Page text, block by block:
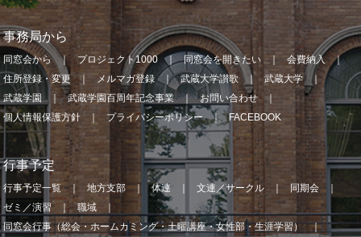
事務局から
同窓会から プロジェクト1000 同窓会を開きたい
会費納入
住所登録・変更
メルマガ登録 武蔵大学讃歌
武蔵大学
武蔵学園
武蔵学園百周年記念事業
お問い合わせ
個人情報保護方針
プライバシーポリシー FACEBOOK
行事予定
行事予定一覧 地方支部 体連 文連／サークル
同期会
ゼミ／演習
職域
同窓会行事（総会・ホームカミング・土曜講座・女性部・生涯学習）